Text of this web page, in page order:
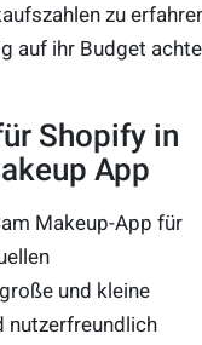
zu
auf ihr Budget
Shopify in
App
Makeup-App für
und kleine
nutzerfreundlich